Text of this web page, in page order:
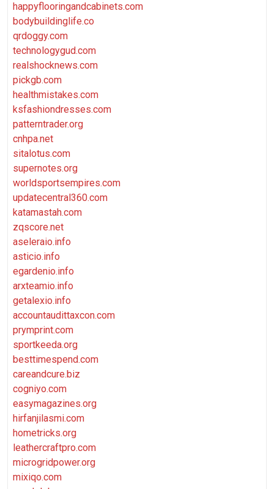
happyflooringandcabinets.com
bodybuildinglife.co
qrdoggy.com
technologygud.com
realshocknews.com
pickgb.com
healthmistakes.com
ksfashiondresses.com
patterntrader.org
cnhpa.net
sitalotus.com
supernotes.org
worldsportsempires.com
updatecentral360.com
katamastah.com
zqscore.net
aseleraio.info
asticio.info
egardenio.info
arxteamio.info
getalexio.info
accountaudittaxcon.com
prymprint.com
sportkeeda.org
besttimespend.com
careandcure.biz
cogniyo.com
easymagazines.org
hirfanjilasmi.com
hometricks.org
leathercraftpro.com
microgridpower.org
mixiqo.com